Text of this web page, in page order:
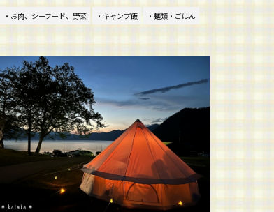
・お肉、シーフード、野菜 ・キャンプ飯 ・麺類・ごはん